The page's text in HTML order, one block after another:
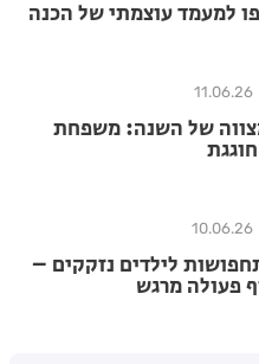
למעמד עוצמתי של הכנה
11.06.26
של השנה: משפחת
10.06.26
לילדים נזקקים –
פעולה מרגש